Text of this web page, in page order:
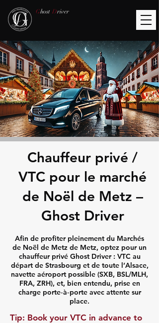
Ghost Driver
Chauffeur privé /
VTC pour le marché
de Noël de Metz –
Ghost Driver
Afin de profiter pleinement du Marchés
de Noël de Metz de Metz, optez pour un
chauffeur privé Ghost Driver : VTC au
départ de Strasbourg et de toute l’Alsace,
navette aéroport possible (SXB, BSL/MLH,
FRA, ZRH), et, bien entendu, prise en
charge porte‑à‑porte avec attente sur
place.
​Tip: Book your VTC in advance to